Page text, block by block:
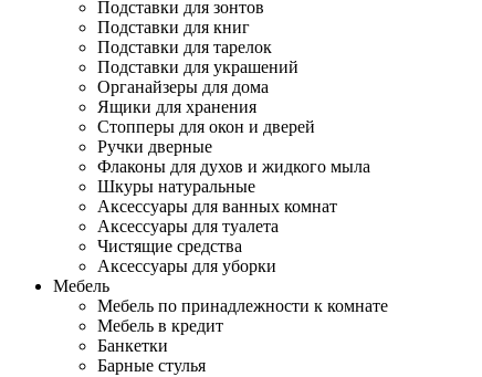
Подставки для зонтов
Подставки для книг
Подставки для тарелок
Подставки для украшений
Органайзеры для дома
Ящики для хранения
Стопперы для окон и дверей
Ручки дверные
Флаконы для духов и жидкого мыла
Шкуры натуральные
Аксессуары для ванных комнат
Аксессуары для туалета
Чистящие средства
Аксессуары для уборки
Мебель
Мебель по принадлежности к комнате
Мебель в кредит
Банкетки
Барные стулья